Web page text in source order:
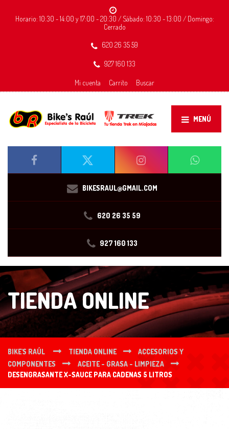
Horario: 10:30 - 14:00 y 17:00 - 20:30 / Sábado: 10:30 - 13:00 / Domingo:
Cerrado
620 26 35 59
927 160 133
Mi cuenta Carrito Buscar
MENÚ
BIKESRAUL@GMAIL.COM
620 26 35 59
927 160 133
TIENDA ONLINE
BIKE'S RAÚL TIENDA ONLINE
ACCESORIOS Y
COMPONENTES
ACEITE - GRASA - LIMPIEZA
DESENGRASANTE X-SAUCE PARA CADENAS 5 LITROS